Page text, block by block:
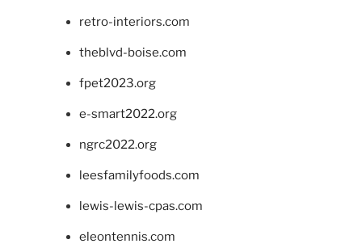
retro-interiors.com
theblvd-boise.com
fpet2023.org
e-smart2022.org
ngrc2022.org
leesfamilyfoods.com
lewis-lewis-cpas.com
eleontennis.com